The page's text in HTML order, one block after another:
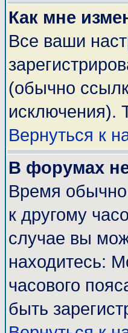
Как мне
Все ваши
(обычно
исключения).
Вернуться к
В форумах
Время
к другому
случае вы
находитесь:
часового
быть